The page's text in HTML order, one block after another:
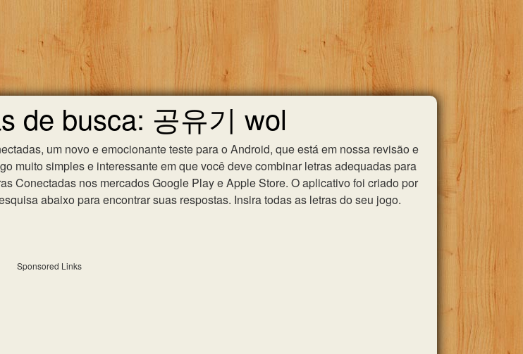
de busca: 공유기 wol
um novo e emocionante teste para o Android, que está em nossa revisão e
muito simples e interessante em que você deve combinar letras adequadas para
Conectadas nos mercados Google Play e Apple Store. O aplicativo foi criado por
abaixo para encontrar suas respostas. Insira todas as letras do seu jogo.
Sponsored Links